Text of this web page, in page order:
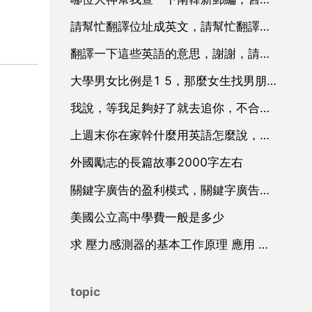
請幫忙翻譯位址成英文，請幫忙翻譯位址成英文
翻譯一下這些英語的意思，謝謝，請大家幫我翻譯一下這些英文的意思 謝謝
大學男女比例是1 5，那麼女生找男朋友會不會很難找呢
我說，等我足夠好了就去追你，不合適也要去嘗試，他說，等我遇見
上週末你在家幹什麼用英語怎麼說，你週末通常在幹什麼，用英語回答。
外國勵志的長篇故事2000字左右
關鍵字廣告的盈利模式，關鍵字廣告廣告
美國公立高中學費一般是多少
求 壓力感測器的基本工作原理 應用 和設計 方面的資料
topic